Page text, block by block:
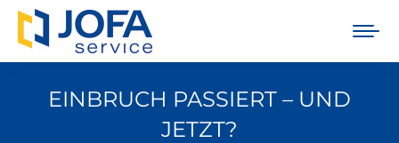
EINBRUCH PASSIERT – UND
JETZT?